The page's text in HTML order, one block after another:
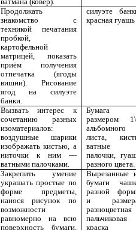
Продолжать
знакомство с
техникой печатания
пробкой,
картофельной
матрицей, показать
приём получения
отпечатка (ягоды
вишни). Рисование
ягод на силуэте
банки.
силуэте
красная гуашь
Вызвать интерес к
сочетанию разных
изоматериалов:
воздушные шарики
изображать кистью, а
ниточки к ним —
ватными палочками.
Бумага
размером
альбомного
листа,
ватные
палочки,
разного цвета.
Закрепить умение
украшать простые по
форме предметы,
нанося рисунок по
возможности
равномерно на всю
поверхность бумаги.
Вырезанные
бумаги
разной
и
пальчиковая
краска